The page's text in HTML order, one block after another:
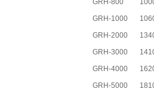
GRH-800
GRH-1000
GRH-2000
GRH-3000
GRH-4000
GRH-5000